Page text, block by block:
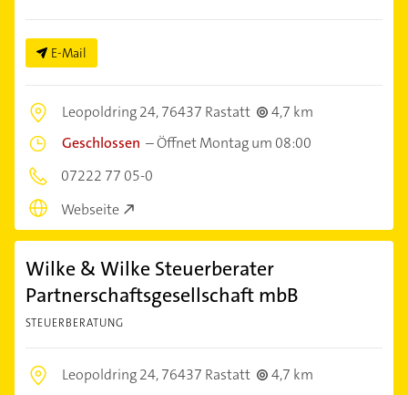
E-Mail
Leopoldring 24,76437 Rastatt
4,7 km
Geschlossen –Öffnet Montag um 08:00
07222 77 05-0
Webseite
Wilke & Wilke Steuerberater
Partnerschaftsgesellschaft mbB
STEUERBERATUNG
Leopoldring 24,76437 Rastatt
4,7 km